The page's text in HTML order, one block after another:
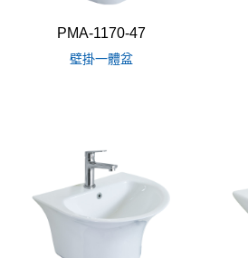
PMA-1170-47
壁掛一體盆